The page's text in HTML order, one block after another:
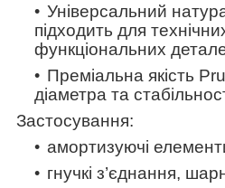
Універсальний
підходить для
функціональних
Преміальна якість
діаметра та
Застосування:
амортизуючі
гнучкі з’єднання,